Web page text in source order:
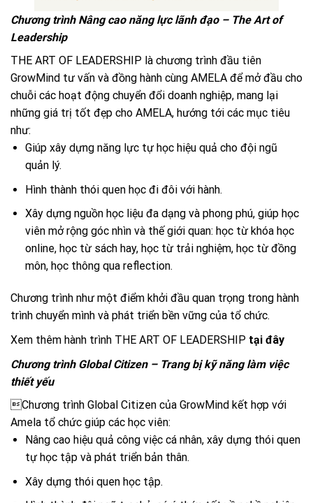
Chương trình Nâng cao năng lực lãnh đạo – The Art of
Leadership
THE ART OF LEADERSHIP là chương trình đầu tiên
GrowMind tư vấn và đồng hành cùng AMELA để mở đầu cho
chuỗi các hoạt động chuyển đổi doanh nghiệp, mang lại
những giá trị tốt đẹp cho AMELA, hướng tới các mục tiêu
như:
Giúp xây dựng năng lực tự học hiệu quả cho đội ngũ
quản lý.
Hình thành thói quen học đi đôi với hành.
Xây dựng nguồn học liệu đa dạng và phong phú, giúp học
viên mở rộng góc nhìn và thế giới quan: học từ khóa học
online, học từ sách hay, học từ trải nghiệm, học từ đồng
môn, học thông qua reflection.
Chương trình như một điểm khởi đầu quan trọng trong hành
trình chuyển mình và phát triển bền vững của tổ chức.
Xem thêm hành trình THE ART OF LEADERSHIP tại đây
Chương trình Global Citizen – Trang bị kỹ năng làm việc
thiết yếu
Chương trình Global Citizen của GrowMind kết hợp với
Amela tổ chức giúp các học viên:
Nâng cao hiệu quả công việc cá nhân, xây dựng thói quen
tự học tập và phát triển bản thân.
Xây dựng thói quen học tập.